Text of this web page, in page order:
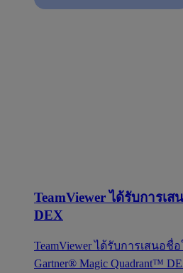
TeamViewer ได้รับการเ
DEX
TeamViewer ได้รับการเสนอชื่
Gartner® Magic Quadrant™